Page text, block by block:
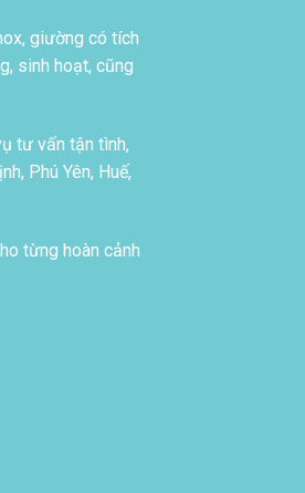
giường có tích
sinh hoạt, cũng
tư vấn tận tình,
Phú Yên, Huế,
từng hoàn cảnh